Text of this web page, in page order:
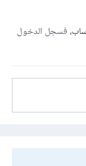
فسجل الدخول